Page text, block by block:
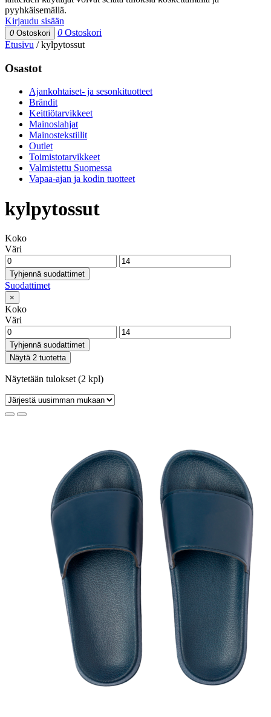
pyyhkäisemällä.
Kirjaudu sisään
0 Ostoskori 0 Ostoskori
Etusivu /kylpytossut
Osastot
Ajankohtaiset- ja sesonkituotteet
Brändit
Keittiötarvikkeet
Mainoslahjat
Mainostekstiilit
Outlet
Toimistotarvikkeet
Valmistettu Suomessa
Vapaa-ajan ja kodin tuotteet
kylpytossut
Koko
Väri
Tyhjennä suodattimet
Suodattimet
×
Koko
Väri
Tyhjennä suodattimet
Näytä 2 tuotetta
Näytetään tulokset (2 kpl)